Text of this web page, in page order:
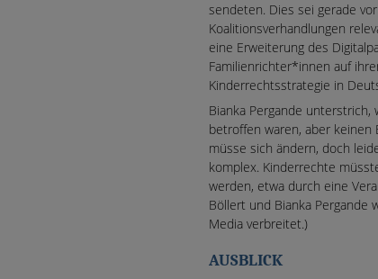
sendeten. Dies sei gerade
Koalitionsverhandlungen
eine Erweiterung des
Familienrichter*innen auf
Kinderrechtsstrategie in
Bianka Pergande
betroffen waren, aber keinen
müsse sich ändern, doch
komplex. Kinderrechte
werden, etwa durch eine
Böllert und Bianka Pergande
Media verbreitet.)
AUSBLICK